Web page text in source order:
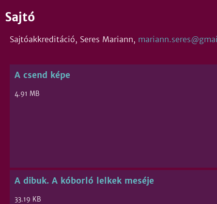
Sajtó
Sajtóakkreditáció, Seres Mariann,
A csend képe
4.91 MB
A dibuk. A kóborló lelkek meséje
33.19 KB